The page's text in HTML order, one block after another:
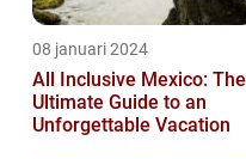
08 januari 2024
All Inclusive Mexico: The
Ultimate Guide to an
Unforgettable Vacation